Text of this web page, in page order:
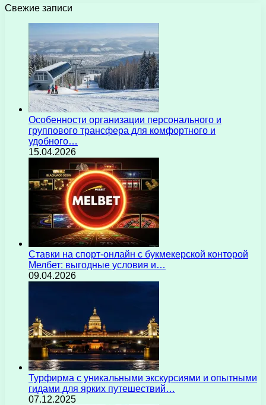
Свежие записи
Особенности организации персонального и
группового трансфера для комфортного и
удобного…
15.04.2026
Ставки на спорт-онлайн с букмекерской конторой
Мелбет: выгодные условия и…
09.04.2026
Турфирма с уникальными экскурсиями и опытными
гидами для ярких путешествий…
07.12.2025